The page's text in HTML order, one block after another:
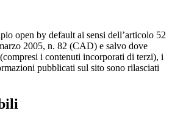
open by default ai sensi dell’articolo 52
2005, n. 82 (CAD) e salvo dove
i contenuti incorporati di terzi), i
pubblicati sul sito sono rilasciati